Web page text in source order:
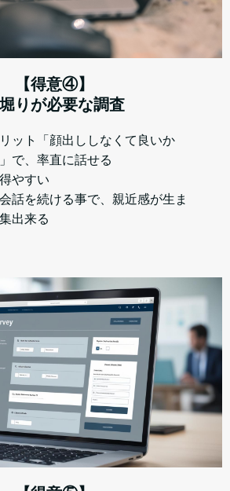
【得意④】
りが必要な調査
ット「顔出ししなくて良いか
で、率直に話せる
やすい
話を続ける事で、親近感が生ま
出来る